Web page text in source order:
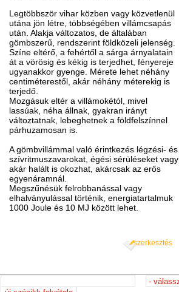
Legtöbbször vihar közben vagy közvetlenül
utána jön létre, többségében villámcsapás
után. Alakja változatos, de általában
gömbszerű, rendszerint földközeli jelenség.
Színe eltérő, a fehértől a sárga árnyalatain
át a vörösig és kékig is terjedhet, fényereje
ugyanakkor gyenge. Mérete lehet néhány
centiméterestől, akár néhány méterekig is
terjedő.
Mozgásuk eltér a villámokétól, mivel
lassúak, néha állnak, gyakran irányt
változtatnak, lebeghetnek a földfelszínnel
párhuzamosan is.
A gömbvillámmal való érintkezés légzési- és
szívritmuszavarokat, égési sérüléseket vagy
akár halált is okozhat, akárcsak az erős
egyenáramnál.
Megszűnésük felrobbanással vagy
elhalványulással történik, energiatartalmuk
1000 Joule és 10 MJ között lehet.
szerkesztés